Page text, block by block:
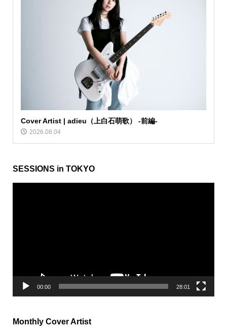
Cover Artist | adieu（上白石萌歌） -前編-
2026.08.04
SESSIONS in TOKYO
00:00 28:01
Monthly Cover Artist